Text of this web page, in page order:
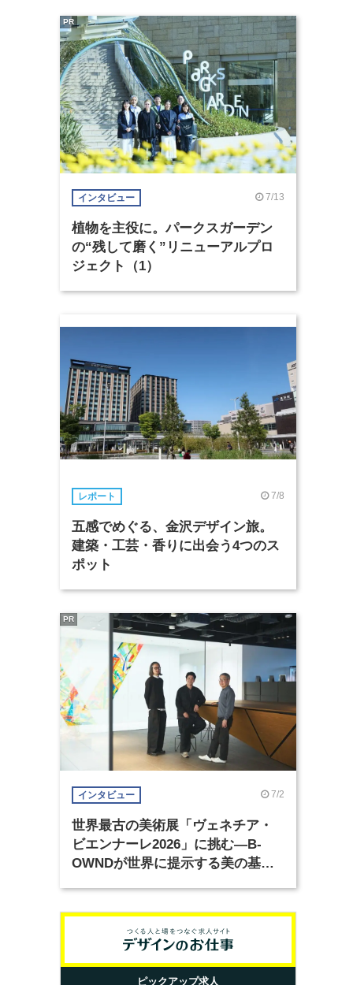
インタビュー 7/13
植物を主役に。パークスガーデン
の“残して磨く”リニューアルプロ
ジェクト（1）
PR
レポート 7/8
五感でめぐる、金沢デザイン旅。
建築・工芸・香りに出会う4つのス
ポット
インタビュー 7/2
世界最古の美術展「ヴェネチア・
ビエンナーレ2026」に挑む―B-
OWNDが世界に提示する美の基準
PR
ピックアップ求人